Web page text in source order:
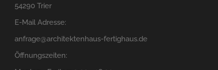
54290 Trier
E-Mail Adresse:
anfrage@architektenhaus-fertighaus.de
Öffnungszeiten: